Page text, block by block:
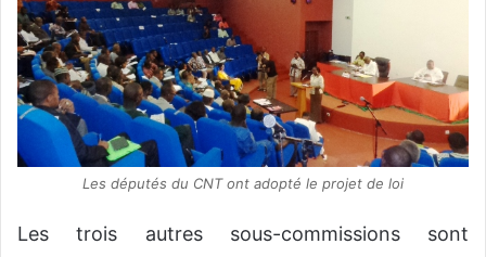
Les députés du CNT ont adopté le projet de loi
Les trois autres sous-commissions sont